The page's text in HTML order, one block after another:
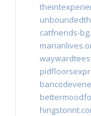
catfriends-